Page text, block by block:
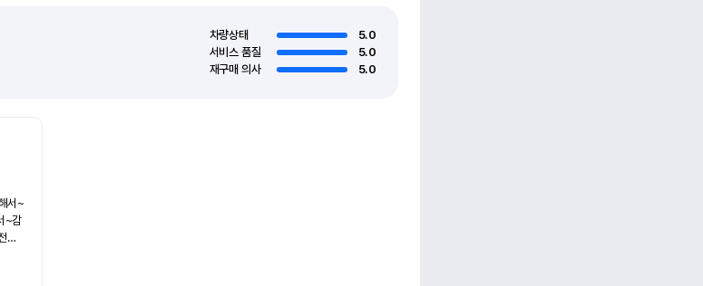
차량상태
5.0
서비스 품질
5.0
재구매 의사
5.0